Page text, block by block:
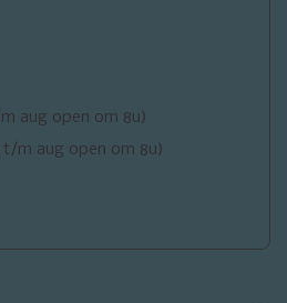
aug open om 8u)
t/m aug open om 8u)